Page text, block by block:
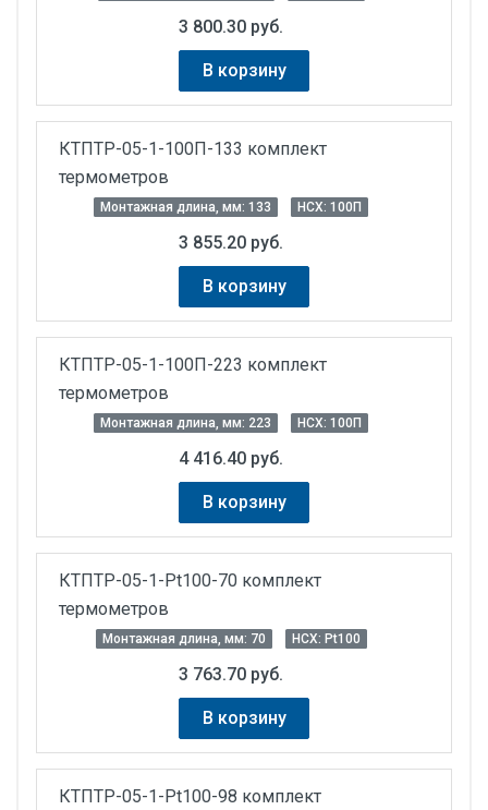
3 800.30 руб.
В корзину
КТПТР-05-1-100П-133 комплект
термометров
Монтажная длина, мм: 133 НСХ: 100П
3 855.20 руб.
В корзину
КТПТР-05-1-100П-223 комплект
термометров
Монтажная длина, мм: 223 НСХ: 100П
4 416.40 руб.
В корзину
КТПТР-05-1-Pt100-70 комплект
термометров
Монтажная длина, мм: 70 НСХ: Pt100
3 763.70 руб.
В корзину
КТПТР-05-1-Pt100-98 комплект